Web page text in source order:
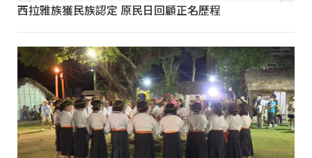
西拉雅族獲民族認定 原民日回顧正名歷程